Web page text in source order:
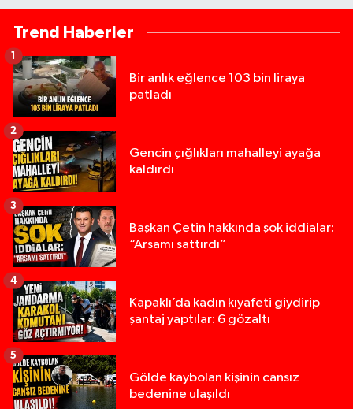
Trend Haberler
Bir anlık eğlence 103 bin liraya
patladı
1
Gencin çığlıkları mahalleyi ayağa
kaldırdı
2
Başkan Çetin hakkında şok iddialar:
“Arsamı sattırdı”
3
Kapaklı’da kadın kıyafeti giydirip
şantaj yaptılar: 6 gözaltı
4
Gölde kaybolan kişinin cansız
bedenine ulaşıldı
5